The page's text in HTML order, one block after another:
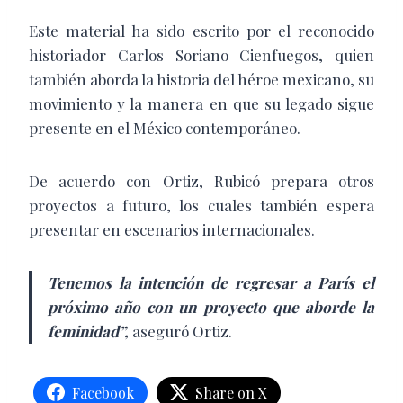
Este material ha sido escrito por el reconocido
historiador Carlos Soriano Cienfuegos, quien
también aborda la historia del héroe mexicano, su
movimiento y la manera en que su legado sigue
presente en el México contemporáneo.
De acuerdo con Ortiz, Rubicó prepara otros
proyectos a futuro, los cuales también espera
presentar en escenarios internacionales.
Tenemos la intención de regresar a París el
próximo año con un proyecto que aborde la
feminidad”, aseguró Ortiz.
Facebook Share on X